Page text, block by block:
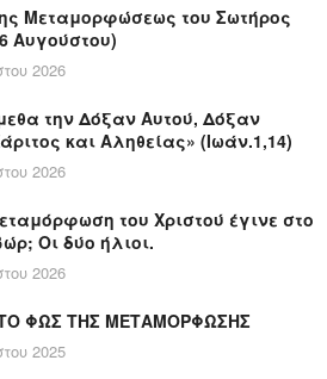
Μεταμορφώσεως του Σωτήρος
Αυγούστου)
2026
την Δόξαν Αυτού, Δόξαν
και Αληθείας» (Ιωάν.1,14)
2026
του Χριστού έγινε στο
Οι δύο ήλιοι.
2026
ΦΩΣ ΤΗΣ ΜΕΤΑΜΟΡΦΩΣΗΣ
2025